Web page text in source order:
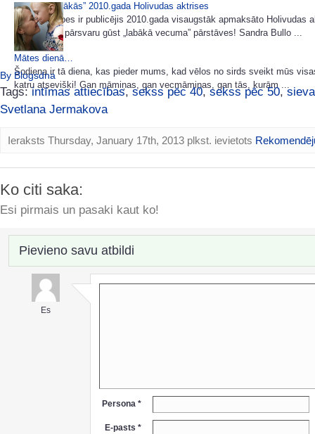
Pašas „dārgākās” 2010.gada Holivudas aktrises
Žurnāls Forbes ir publicējis 2010.gada visaugstāk apmaksāto Holivudas
sarakstu un pārsvaru gūst „labākā vecuma” pārstāves! Sandra Bullo ...
Mātes dienā…
Šodiena ir tā diena, kas pieder mums, kad vēlos no sirds sveikt mūs
katru atsevišķi! Gan māmiņas, gan vecmāmiņas, gan tās, kurām ...
By Blogsdna
Tags:intīmas attiecības,sekss pēc 40,sekss pēc 50,sieva
Svetlana Jermakova
Ieraksts Thursday, January 17th, 2013 plkst. ievietots
Ko citi saka:
Esi pirmais un pasaki kaut ko!
Pievieno savu atbildi
Es
Persona *
E-pasts *